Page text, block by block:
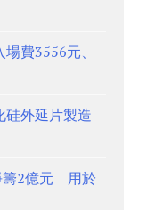
費3556元、
硅外延片製造
籌2億元 用於